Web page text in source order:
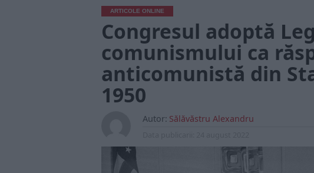
ARTICOLE ONLINE
Congresul adoptă
comunismului ca
anticomunistă din
1950
Autor: Sălăvăstru Alexandru